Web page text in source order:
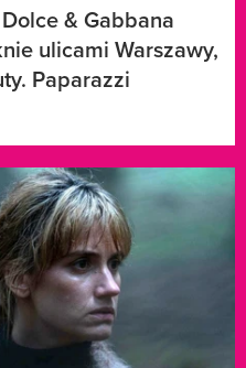
& Gabbana
ulicami Warszawy,
Paparazzi